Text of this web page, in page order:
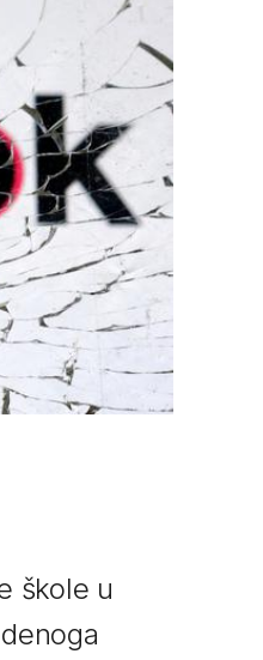
škole u